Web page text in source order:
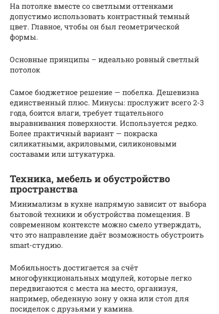
На потолке вместе со светлыми оттенками
допустимо использовать контрастный темный
цвет. Главное, чтобы он был геометрической
формы.
Основные принципы – идеально ровный светлый
потолок
Самое бюджетное решение — побелка. Дешевизна
единственный плюс. Минусы: прослужит всего 2-3
года, боится влаги, требует тщательного
выравнивания поверхности. Используется редко.
Более практичный вариант — покраска
силикатными, акриловыми, силиконовыми
составами или штукатурка.
Техника, мебель и обустройство
пространства
Минимализм в кухне напрямую зависит от выбора
бытовой техники и обустройства помещения. В
современном контексте можно смело утверждать,
что это направление даёт возможность обустроить
smart-студию.
Мобильность достигается за счёт
многофункциональных модулей, которые легко
передвигаются с места на место, организуя,
например, обеденную зону у окна или стол для
посиделок с друзьями у камина.